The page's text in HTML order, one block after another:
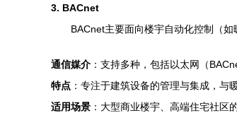
3. BACnet
BACnet主要面向楼宇自动化控制（
通信媒介 ：支持多种，包括以太网（
特点 ：专注于建筑设备的管理与集成，与
适用场景 ：大型商业楼宇、高端住宅社区